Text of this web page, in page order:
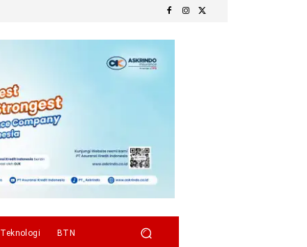
Teknologi BTN